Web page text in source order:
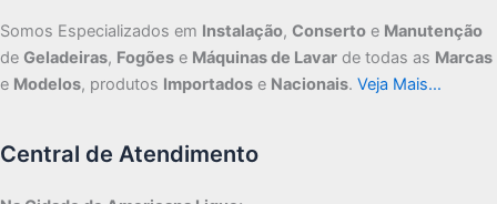
Somos Especializados em Instalação, Conserto e Manutenção
de Geladeiras, Fogões e Máquinas de Lavar de todas as Marcas
e Modelos, produtos Importados e Nacionais. Veja Mais…
Central de Atendimento